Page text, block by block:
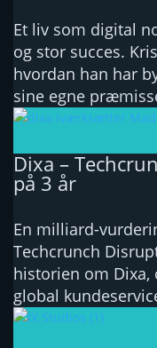
Et liv som digital
og stor succes.
hvordan han har
sine egne
Dixa –
på 3 år
En milliard-
Techcrunch
historien om Dixa,
global